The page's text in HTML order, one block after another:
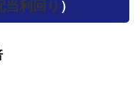
当利回り ）